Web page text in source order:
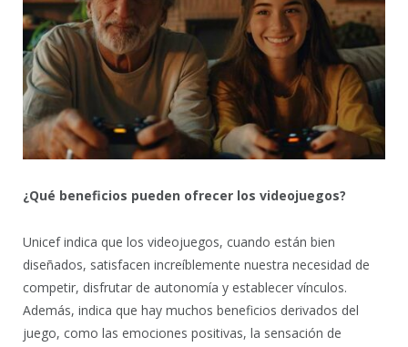
¿Qué beneficios pueden ofrecer los videojuegos?
Unicef indica que los videojuegos, cuando están bien
diseñados, satisfacen increíblemente nuestra necesidad de
competir, disfrutar de autonomía y establecer vínculos.
Además, indica que hay muchos beneficios derivados del
juego, como las emociones positivas, la sensación de